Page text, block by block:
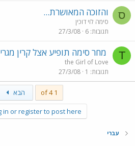
ס והזוכה המאושרת...
סימה לוי דוכין
תגובות 6
27/3/08
T מחר סימה תופיע אצל קרין
the Girl of Love
תגובות 1
27/3/08
1 of 4 הבא
in or register to post here.
עברי